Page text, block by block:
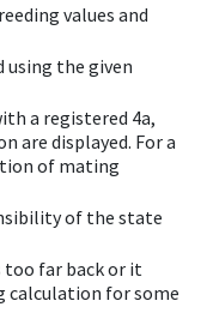
values and
using the given
a registered 4a,
are displayed. For a
of mating
of the state
too far back or it
calculation for some